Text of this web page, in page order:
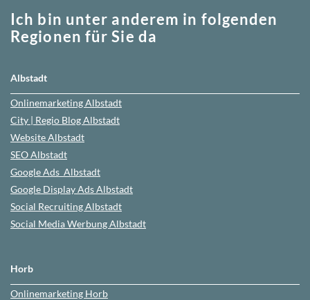
Ich bin unter anderem in folgenden
Regionen für Sie da
Albstadt
OnlinemarketingAlbstadt
City | Regio BlogAlbstadt
WebsiteAlbstadt
SEOAlbstadt
Google Ads Albstadt
Google Display Ads Albstadt
Social Recruiting Albstadt
Social Media WerbungAlbstadt
Horb
Onlinemarketing Horb